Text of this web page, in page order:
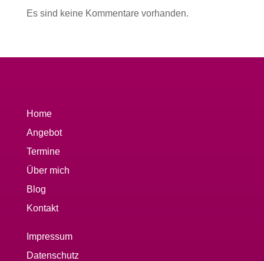
Es sind keine Kommentare vorhanden.
Home
Angebot
Termine
Über mich
Blog
Kontakt
Impressum
Datenschutz